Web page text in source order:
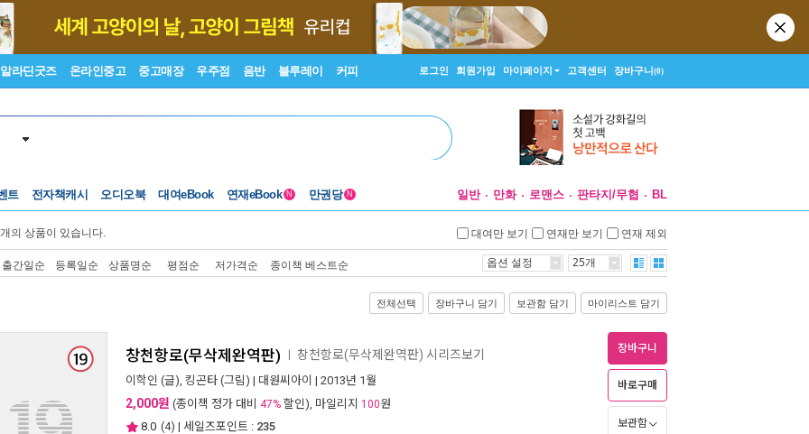
알라딘굿즈 온라인중고 중고매장 우주점 음반 블루레이 커피 로그인 회원가입 마이페이지 고객센터 장바구니(0)
트 전자책캐시 오디오북 대여eBook 연재eBook N 만권당 N 일반 만화 로맨스 판타지/무협 BL
개의 상품이 있습니다. 대여만 보기 연재만 보기 연재 제외
출간일순 등록일순 상품명순 평점순 저가격순 종이책 베스트순 옵션 설정 25개
전체선택 장바구니 담기 보관함 담기 마이리스트 담기
창천항로(무삭제완역판) 창천항로(무삭제완역판) 시리즈보기
이학인 (글), 킹곤타 (그림) | 대원씨아이 | 2013년 1월
2,000원 (종이책 정가 대비 47% 할인), 마일리지 100원
8.0 (4) | 세일즈포인트 : 235
장바구니
바로구매
보관함